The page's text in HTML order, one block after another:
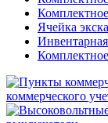
Ячейка
коммерческого